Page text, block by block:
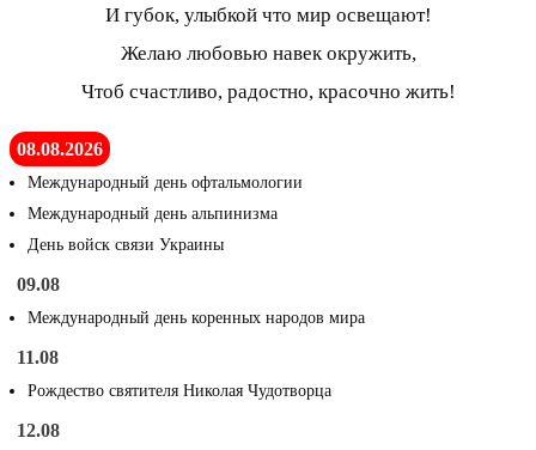
И губок, улыбкой что мир освещают!
Желаю любовью навек окружить,
Чтоб счастливо, радостно, красочно жить!
08.08.2026
Международный день офтальмологии
Международный день альпинизма
День войск связи Украины
09.08
Международный день коренных народов мира
11.08
Рождество святителя Николая Чудотворца
12.08